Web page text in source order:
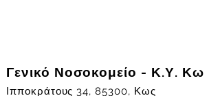
Γενικό Νοσοκομείο - Κ.Υ. Κω
Ιπποκράτους 34, 85300, Κως